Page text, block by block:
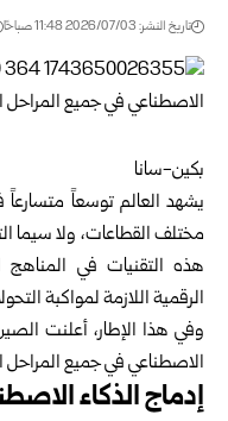
تاريخ النشر: 2026/07/03 11:48 صباحًا
بكين-سانا
يشهد العالم توسعاً
مختلف القطاعات، ولا سيما
هذه التقنيات في المناهج
الرقمية اللازمة لمواكبة
وفي هذا الإطار، أعلنت
الاصطناعي في جميع المراحل
إدماج الذكاء